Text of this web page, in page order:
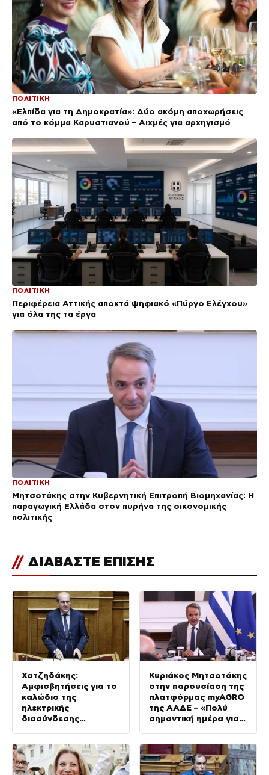
ΠΟΛΙΤΙΚΗ
«Ελπίδα για τη Δημοκρατία»: Δύο ακόμη αποχωρήσεις
από το κόμμα Καρυστιανού – Αιχμές για αρχηγισμό
ΠΟΛΙΤΙΚΗ
Περιφέρεια Αττικής αποκτά ψηφιακό «Πύργο Ελέγχου»
για όλα της τα έργα
ΠΟΛΙΤΙΚΗ
Μητσοτάκης στην Κυβερνητική Επιτροπή Βιομηχανίας: Η
παραγωγική Ελλάδα στον πυρήνα της οικονομικής
πολιτικής
// ΔΙΑΒΑΣΤΕ ΕΠΙΣΗΣ
Χατζηδάκης:
Αμφισβητήσεις για το
καλώδιο της
ηλεκτρικής
διασύνδεσης
Κυριάκος Μητσοτάκης
στην παρουσίαση της
πλατφόρμας myAGRO
της ΑΑΔΕ – «Πολύ
σημαντική ημέρα για